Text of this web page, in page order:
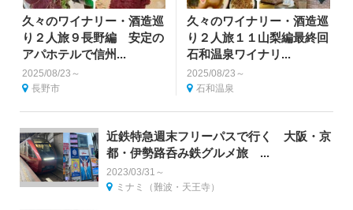
久々のワイナリー・酒造巡
り２人旅９長野編 安定の
アパホテルで信州...
2025/08/23～
長野市
久々のワイナリー・酒造巡
り２人旅１１山梨編最終回
石和温泉ワイナリ...
2025/08/23～
石和温泉
近鉄特急週末フリーパスで行く 大阪・京
都・伊勢路呑み鉄グルメ旅 ...
2023/03/31～
ミナミ（難波・天王寺）